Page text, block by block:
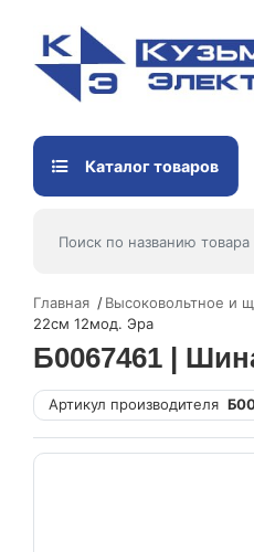
Каталог товаров
Главная Высоковольтное и
22см 12мод. Эра
Б0067461 |
Артикул производителя